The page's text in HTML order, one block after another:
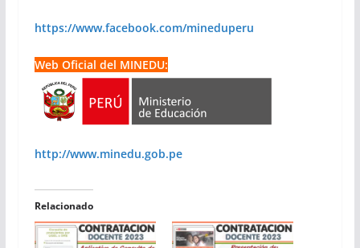
https://www.facebook.com/mineduperu
Web Oficial del MINEDU:
http://www.minedu.gob.pe
Relacionado